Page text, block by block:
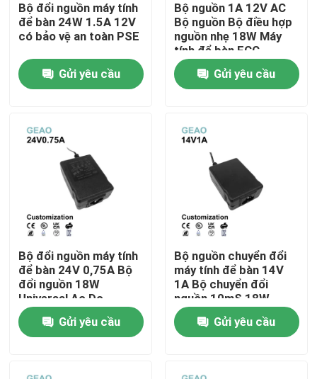
Trang chủ
Các sản phẩm
Về chúng tôi
Tham quan nhà máy
Kiểm soát chất lượng
Liên hệ chúng tôi
Yêu cầu báo giá
Bộ đổi nguồn máy tính
để bàn 24W 1.5A 12V
có bảo vệ an toàn PSE
Gửi yêu cầu
Bộ nguồn 1A 12V AC
Bộ nguồn Bộ điều hợp
nguồn nhẹ 18W Máy
tính để bàn FCC
Gửi yêu cầu
Bộ đổi nguồn máy tính
để bàn 24V 0,75A Bộ
đổi nguồn 18W
Universal Ac Dc
Gửi yêu cầu
Bộ nguồn chuyển đổi
máy tính để bàn 14V
1A Bộ chuyển đổi
nguồn 10mS 18W
Gửi yêu cầu